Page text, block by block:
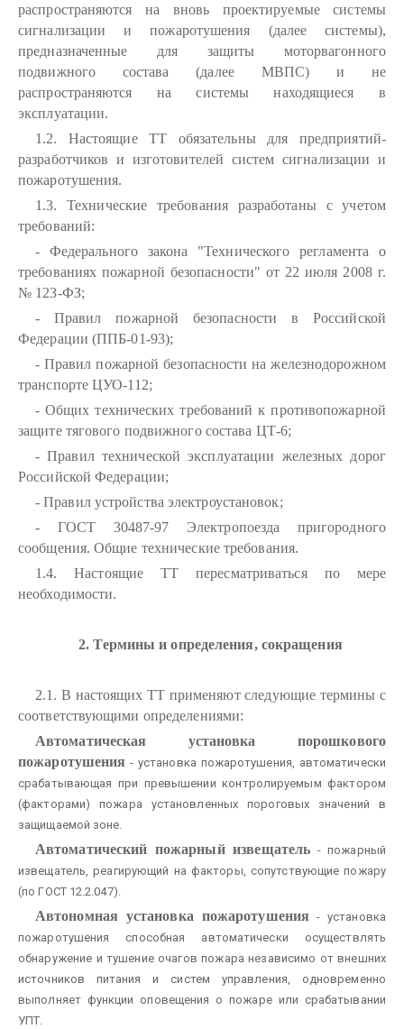
распространяются на вновь проектируемые системы
сигнализации и пожаротушения (далее системы),
предназначенные для защиты моторвагонного
подвижного состава (далее МВПС) и не
распространяются на системы находящиеся в
эксплуатации.
1.2. Настоящие ТТ обязательны для предприятий-
разработчиков и изготовителей систем сигнализации и
пожаротушения.
1.3. Технические требования разработаны с учетом
требований:
- Федерального закона "Технического регламента о
требованиях пожарной безопасности" от 22 июля 2008 г.
№ 123-ФЗ;
- Правил пожарной безопасности в Российской
Федерации (ППБ-01-93);
- Правил пожарной безопасности на железнодорожном
транспорте ЦУО-112;
- Общих технических требований к противопожарной
защите тягового подвижного состава ЦТ-6;
- Правил технической эксплуатации железных дорог
Российской Федерации;
- Правил устройства электроустановок;
- ГОСТ 30487-97 Электропоезда пригородного
сообщения. Общие технические требования.
1.4. Настоящие ТТ пересматриваться по мере
необходимости.
2. Термины и определения, сокращения
2.1. В настоящих ТТ применяют следующие термины с
соответствующими определениями:
Автоматическая установка порошкового
пожаротушения - установка пожаротушения, автоматически
срабатывающая при превышении контролируемым фактором
(факторами) пожара установленных пороговых значений в
защищаемой зоне.
Автоматический пожарный извещатель - пожарный
извещатель, реагирующий на факторы, сопутствующие пожару
(по ГОСТ 12.2.047).
Автономная установка пожаротушения - установка
пожаротушения способная автоматически осуществлять
обнаружение и тушение очагов пожара независимо от внешних
источников питания и систем управления, одновременно
выполняет функции оповещения о пожаре или срабатывании
УПТ.